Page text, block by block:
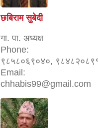
छबिराम सुबेदी
गा. पा. अध्यक्ष
Phone:
९८५८०६९०४०,
Email:
chhabis99@gmail.com